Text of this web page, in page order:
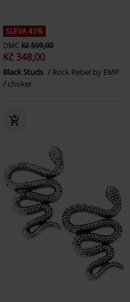
SLEVA 41%
DMC Kč 599,00
Kč 348,00
Black Studs
Rock Rebel by EMP
choker